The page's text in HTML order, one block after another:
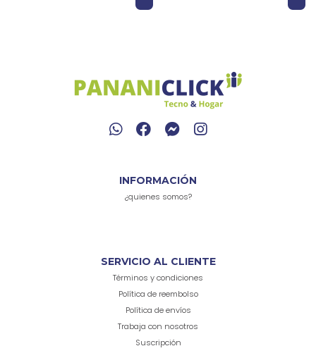
INFORMACIÓN
¿quienes somos?
SERVICIO AL CLIENTE
Términos y condiciones
Política de reembolso
Política de envíos
Trabaja con nosotros
Suscripción